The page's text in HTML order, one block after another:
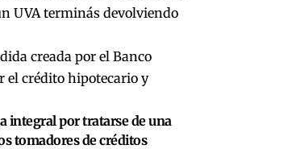
UVA terminás devolviendo
creada por el Banco
el crédito hipotecario y
integral por tratarse de una
tomadores de créditos